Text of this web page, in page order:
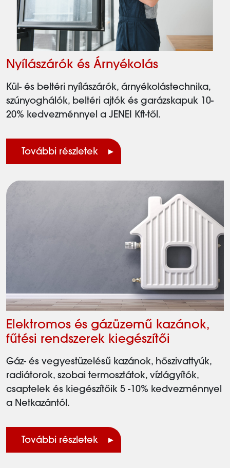
Nyílászárók és Árnyékolás
Kül- és beltéri nyílászárók, árnyékolástechnika,
szúnyoghálók, beltéri ajtók és garázskapuk 10-
20% kedvezménnyel a JENEI Kft-től.
További részletek
Elektromos és gázüzemű kazánok, fűtési
Elektromos és gázüzemű kazánok,
fűtési rendszerek kiegészítői
Gáz- és vegyestüzelésű kazánok, hőszivattyúk,
radiátorok, szobai termosztátok, vízlágyítók,
csaptelek és kiegészítőik 5 -10% kedvezménnyel
a Netkazántól.
További részletek